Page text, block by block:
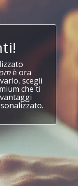
è ora
scegli
che ti